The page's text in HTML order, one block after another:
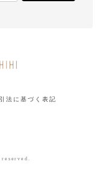
法に基づく表記